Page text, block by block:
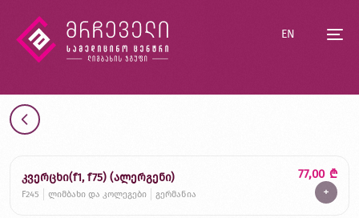
EN
კვერცხი(f1, f75) (ალერგენი)
F245 ლიმბახი და კოლეგები გერმანია
77,00 ₾
+